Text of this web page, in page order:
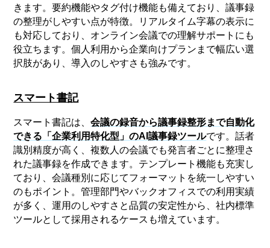
きます。要約機能やタグ付け機能も備えており、議事録
の整理がしやすい点が特徴。リアルタイム字幕の表示に
も対応しており、オンライン会議での理解サポートにも
役立ちます。個人利用から企業向けプランまで幅広い選
択肢があり、導入のしやすさも強みです。
スマート書記
スマート書記は、会議の録音から議事録整形まで自動化
できる「企業利用特化型」のAI議事録ツールです。話者
識別精度が高く、複数人の会議でも発言者ごとに整理さ
れた議事録を作成できます。テンプレート機能も充実し
ており、会議種別に応じてフォーマットを統一しやすい
のもポイント。管理部門やバックオフィスでの利用実績
が多く、運用のしやすさと品質の安定性から、社内標準
ツールとして採用されるケースも増えています。